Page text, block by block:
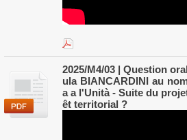
2025/M4/03 | Question
ula BIANCARDINI au
a a l'Unità - Suite du
êt territorial ?